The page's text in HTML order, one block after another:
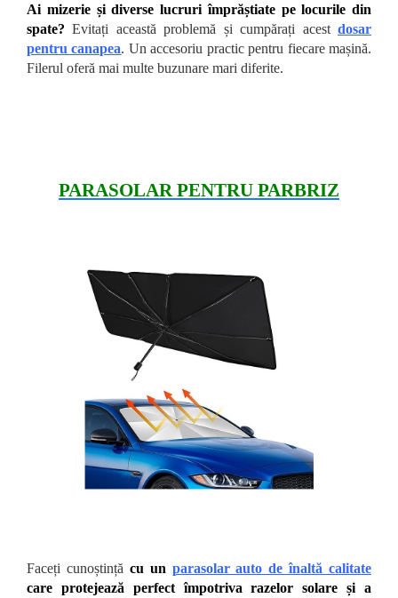
Ai mizerie și diverse lucruri împrăștiate pe locurile din
spate? Evitați această problemă și cumpărați acest dosar
pentru canapea. Un accesoriu practic pentru fiecare mașină.
Filerul oferă mai multe buzunare mari diferite.
PARASOLAR PENTRU PARBRIZ
Faceți cunoștință cu un parasolar auto de înaltă calitate
care protejează perfect împotriva razelor solare și a